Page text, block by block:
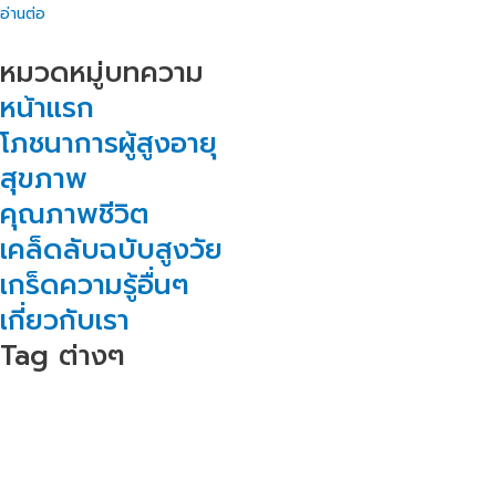
อ่านต่อ
หมวดหมู่บทความ
หน้าแรก
โภชนาการผู้สูงอายุ
สุขภาพ
คุณภาพชีวิต
เคล็ดลับฉบับสูงวัย
เกร็ดความรู้อื่นๆ
เกี่ยวกับเรา
Tag ต่างๆ